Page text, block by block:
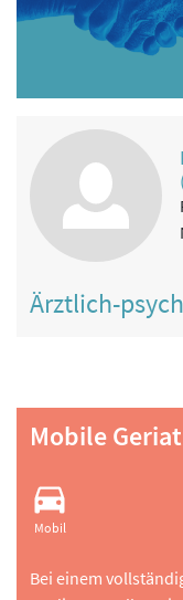
Ärztlich-
Mobile
Mobil
Bei einem